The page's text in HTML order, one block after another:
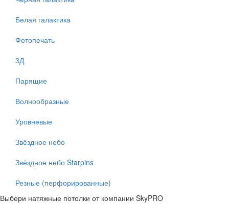
Белая галактика
Фотопечать
3Д
Парящие
Волнообразные
Уровневые
Звёздное небо
Звёздное небо Starpins
Резные (перфорированные)
Выбери натяжные потолки от компании SkyPRO